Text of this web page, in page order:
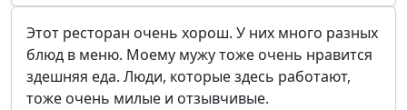
Этот ресторан очень хорош. У них много разных
блюд в меню. Моему мужу тоже очень нравится
здешняя еда. Люди, которые здесь работают,
тоже очень милые и отзывчивые.